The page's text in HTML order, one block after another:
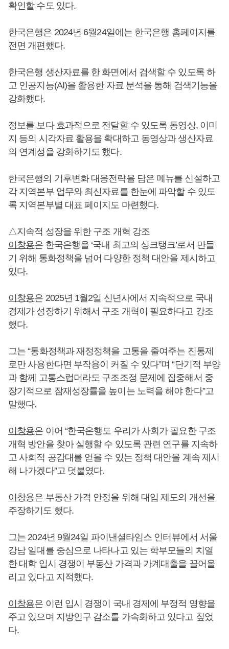
확인할 수도 있다.
한국은행은 2024년 6월24일에는 한국은행 홈페이지를
전면 개편했다.
한국은행 생산자료를 한 화면에서 검색할 수 있도록 하
고 인공지능(AI)을 활용한 자료 분석을 통해 검색기능을
강화했다.
정보를 보다 효과적으로 전달할 수 있도록 동영상, 이미
지 등의 시각자료 활용을 확대하고 동영상과 생산자료
의 연계성을 강화하기도 했다.
한국은행의 기후변화 대응전략을 담은 메뉴를 신설하고
각 지역본부 업무와 최신자료를 한눈에 파악할 수 있도
록 지역본부별 대표 페이지도 마련했다.
△지속적 성장을 위한 구조 개혁 강조
이창용은 한국은행을 ‘국내 최고의 싱크탱크’로서 만들
기 위해 통화정책을 넘어 다양한 정책 대안을 제시하고
있다.
이창용은 2025년 1월2일 신년사에서 지속적으로 국내
경제가 성장하기 위해서 구조 개혁이 필요하다고 강조
했다.
그는 “통화정책과 재정정책을 고통을 줄여주는 진통제
로만 사용한다면 부작용이 커질 수 있다”며 “단기적 부양
과 함께 고통스럽더라도 구조조정 문제에 집중해서 중
장기적으로 잠재성장률을 높이는 노력을 해야 한다”고
말했다.
이창용은 이어 “한국은행도 우리가 사회가 필요한 구조
개혁 방안을 찾아 실행할 수 있도록 관련 연구를 지속하
고 사회적 공감대를 얻을 수 있는 정책 대안을 계속 제시
해 나가겠다”고 덧붙였다.
이창용은 부동산 가격 안정을 위해 대입 제도의 개선을
주장하기도 했다.
그는 2024년 9월24일 파이낸셜타임스 인터뷰에서 서울
강남 일대를 중심으로 나타나고 있는 학부모들의 치열
한 대학 입시 경쟁이 부동산 가격과 가계대출을 끌어올
리고 있다고 지적했다.
이창용은 이런 입시 경쟁이 국내 경제에 부정적 영향을
주고 있으며 지방인구 감소를 가속화하고 있다고 짚었
다.